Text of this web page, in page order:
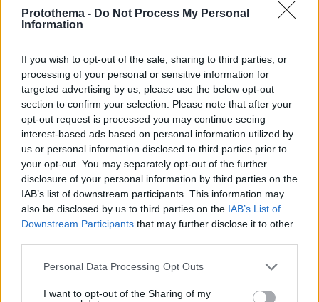
Protothema - Do Not Process My Personal
Information
If you wish to opt-out of the sale, sharing to third parties, or
processing of your personal or sensitive information for
targeted advertising by us, please use the below opt-out
section to confirm your selection. Please note that after your
opt-out request is processed you may continue seeing
interest-based ads based on personal information utilized by
us or personal information disclosed to third parties prior to
your opt-out. You may separately opt-out of the further
disclosure of your personal information by third parties on the
IAB’s list of downstream participants. This information may
also be disclosed by us to third parties on the IAB’s List of
Downstream Participants that may further disclose it to other
Please note that this website/app uses one or more Google
not limited to your visit or usage behaviour. You may click to
Personal Data Processing Opt Outs
I want to opt-out of the Sharing of my
Οργή στο Περού για το βίντεο της σεξουαλικής
επίθεσης μαέστρου σε 26χρονη τραγουδίστρια:
«Σιγά-σιγά θα το ξεπεράσεις» της έλεγαν από τη
μπάντα της
07.08.2026, 07:16